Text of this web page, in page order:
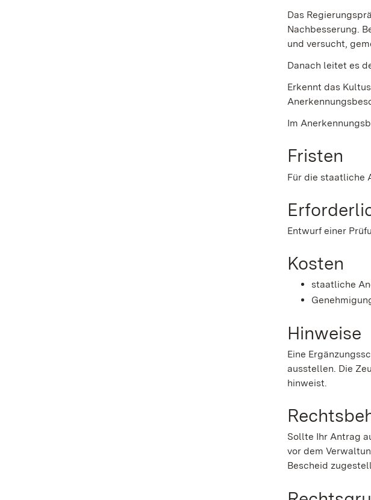
Das
Nachbesserung.
und versucht,
Danach leitet es
Erkennt das
Im
Fristen
Für die staatliche
Entwurf einer
Kosten
staatliche
Hinweise
Eine
ausstellen. Die
hinweist.
Sollte Ihr Antrag
vor dem
Bescheid